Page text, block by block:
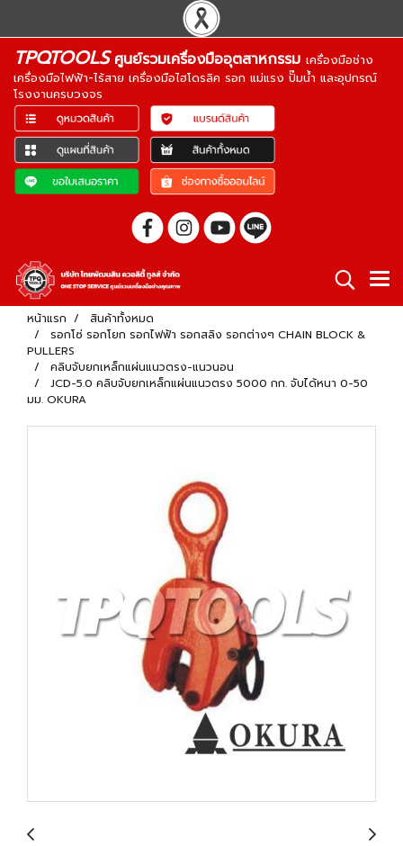
TPQTOOLSศูนย์รวมเครื่องมืออุตสาหกรรม เครื่องมือช่าง
เครื่องมือไฟฟ้า-ไร้สาย เครื่องมือไฮโดรลิค รอก แม่แรง ปั๊มน้ำ และอุปกรณ์
โรงงานครบวงจร
หน้าแรก
สินค้าทั้งหมด
รอกโซ่ รอกโยก รอกไฟฟ้า รอกสลิง รอกต่างๆ CHAIN BLOCK &
PULLERS
คลิบจับยกเหล็กแผ่นแนวตรง-แนวนอน
JCD-5.0 คลิบจับยกเหล็กแผ่นแนวตรง 5000 กก. จับได้หนา 0-50
มม. OKURA